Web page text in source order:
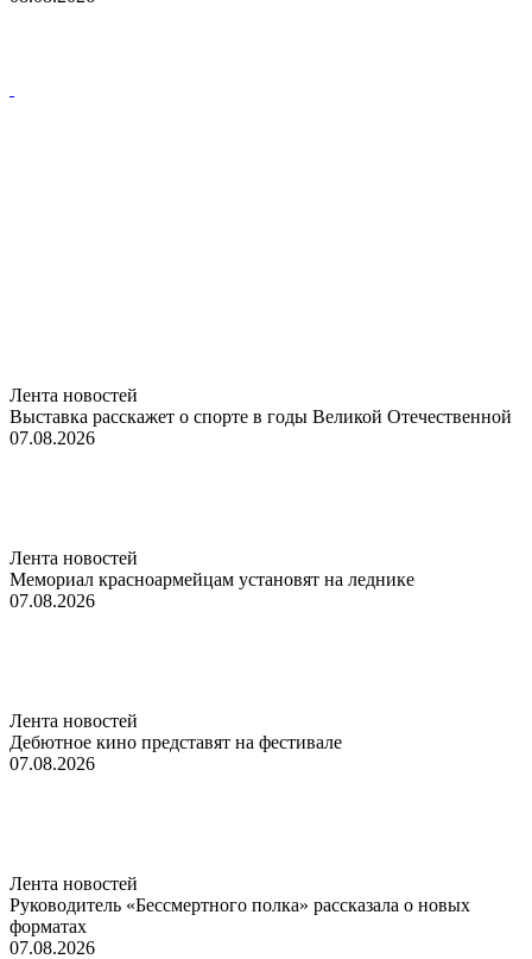
Лента новостей
Выставка расскажет о спорте в годы Великой Отечественной
07.08.2026
Лента новостей
Мемориал красноармейцам установят на леднике
07.08.2026
Лента новостей
Дебютное кино представят на фестивале
07.08.2026
Лента новостей
Руководитель «Бессмертного полка» рассказала о новых
форматах
07.08.2026